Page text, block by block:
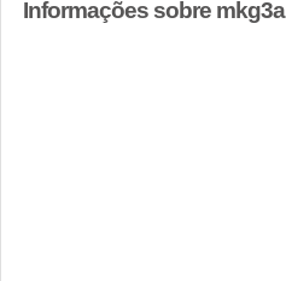
Informações sobre mkg3a